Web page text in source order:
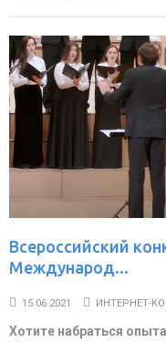
Всероссийский
Международ...
15.06.2021 ИНТЕРНЕТ-
Хотите набраться